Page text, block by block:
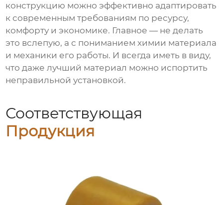
конструкцию можно эффективно адаптировать
к современным требованиям по ресурсу,
комфорту и экономике. Главное — не делать
это вслепую, а с пониманием химии материала
и механики его работы. И всегда иметь в виду,
что даже лучший материал можно испортить
неправильной установкой.
Соответствующая
Продукция